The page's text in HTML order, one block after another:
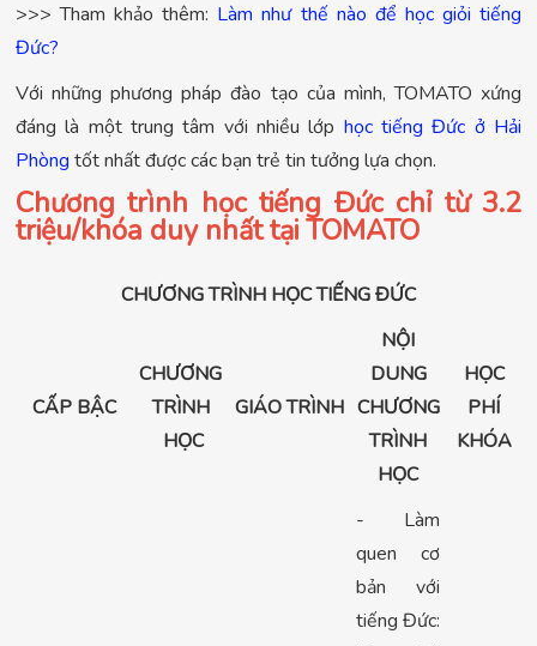
>>> Tham khảo thêm: Làm như thế nào để học giỏi tiếng
Đức?
Với những phương pháp đào tạo của mình, TOMATO xứng
đáng là một trung tâm với nhiều lớp học tiếng Đức ở Hải
Phòng tốt nhất được các bạn trẻ tin tưởng lựa chọn.
Chương trình học tiếng Đức chỉ từ 3.2
triệu/khóa duy nhất tại TOMATO
CHƯƠNG TRÌNH HỌC TIẾNG ĐỨC
CẤP BẬC
CHƯƠNG
TRÌNH
HỌC
GIÁO TRÌNH
NỘI
DUNG
CHƯƠNG
TRÌNH
HỌC
HỌC
PHÍ
KHÓA
- Làm
quen cơ
bản với
tiếng Đức: